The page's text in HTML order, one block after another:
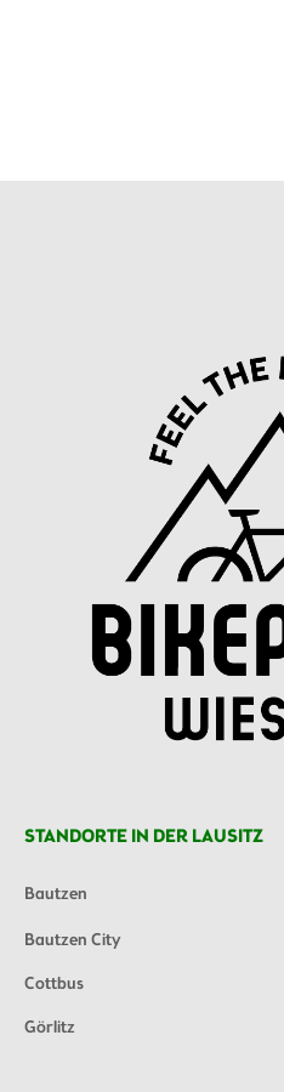
STANDORTE IN DER LAUSITZ
Bautzen
Bautzen City
Cottbus
Görlitz